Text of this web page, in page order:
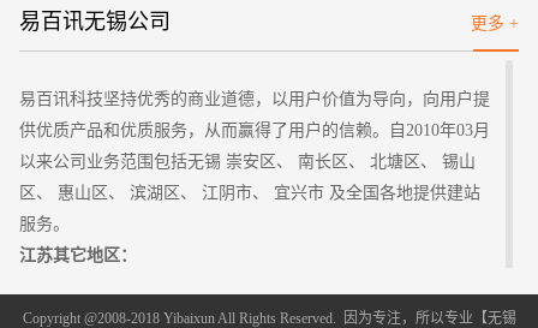
现在市面上的浏览器是可以处理大多数网站的，允许用户放
视力不同需要不同大小的页面来阅读。同时也为大家造成了不
便，过大过小的页面不能看清内容，须要调整。
第三、减少弹窗的使用
网站里的弹窗会给用户造成厌烦的情绪，不是必须的就不要
使用。弹窗出现会影响用户阅读的专注程度，很多网站的弹窗在
点击关闭时会跳转到弹窗内容的页面，返回过程还会造成当前页
以忠心建议避免使用弹窗。
客户的满意是我们唯一的宗旨
更多 +
易百讯无锡公司
易百讯科技坚持优秀的商业道德，以用户价值为导向，向用户提
供优质产品和优质服务，从而赢得了用户的信赖。自2010年03月
以来公司业务范围包括无锡 崇安区、 南长区、 北塘区、 锡山
区、 惠山区、 滨湖区、 江阴市、 宜兴市 及全国各地提供建站
服务。
江苏其它地区：
宿迁
Copyright @2008-2018 Yibaixun All Rights Reserved. 因为专注，所以专业【无锡